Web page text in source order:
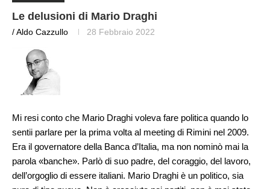
Le delusioni di Mario Draghi
/ Aldo Cazzullo 28 Febbraio 2022
Mi resi conto che Mario Draghi voleva fare politica quando lo
sentii parlare per la prima volta al meeting di Rimini nel 2009.
Era il governatore della Banca d’Italia, ma non nominò mai la
parola «banche». Parlò di suo padre, del coraggio, del lavoro,
dell’orgoglio di essere italiani. Mario Draghi è un politico, sia